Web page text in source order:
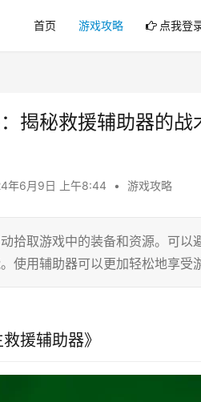
首页 游戏攻略 点我登
揭秘救援辅助器的
年6月9日 上午8:44 • 游戏攻略
拾取游戏中的装备和资源。可
使用辅助器可以更加轻松地享受
援辅助器》